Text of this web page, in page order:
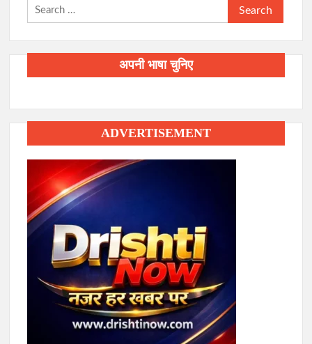
Search
for:
अपनी भाषा चुनिए
ADVERTISEMENT